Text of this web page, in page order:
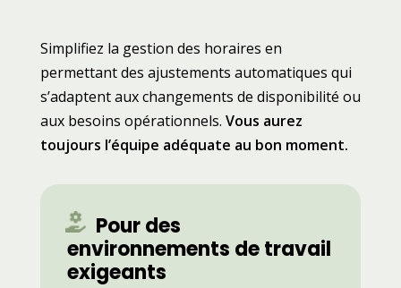
Simplifiez la gestion des horaires en
permettant des ajustements automatiques qui
s’adaptent aux changements de disponibilité ou
aux besoins opérationnels. Vous aurez
toujours l’équipe adéquate au bon moment.
Pour des
environnements de travail
exigeants